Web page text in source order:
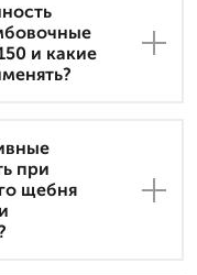
и какие
при
щебня